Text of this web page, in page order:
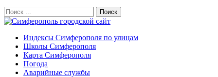
Поиск:
Симферополь городской сайт
Индексы Симферополя по улицам
Школы Симферополя
Карта Симферополя
Погода
Аварийные службы